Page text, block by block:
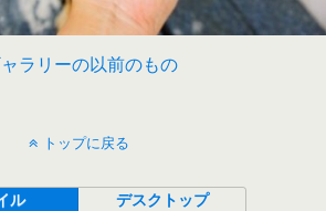
ラリーの以前のもの
トップに戻る
ル デスクトップ